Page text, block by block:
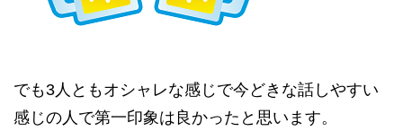
でも3人ともオシャレな感じで今どきな話しやすい
感じの人で第一印象は良かったと思います。